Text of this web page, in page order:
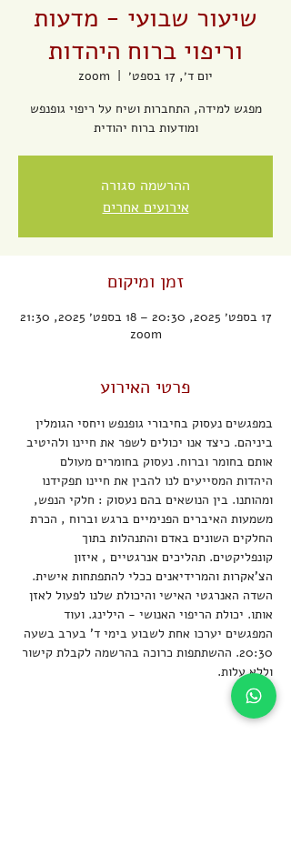
שיעור שבועי - מדעות
וריפוי ברוח היהדות
יום ד׳, 17 בספט׳
  |
zoom
מפגש למידה, התחברות ושיח על ריפוי גופנפש
ומודעות ברוח יהודית
ההרשמה סגורה
אירועים אחרים
זמן ומיקום
17 בספט׳ 2025, 20:30 – 18 בספט׳ 2025, 21:30
zoom
פרטי האירוע
במפגשים נעסוק בחיבורי גופנפש ויחסי הגומלין
ביניהם. כיצד אנו יכולים לשפר את חיינו ולהיטיב
אותם בחומר וברוח. נעסוק בחומרים מעולם
היהדות המסייעים לנו להבין את חיינו תפקידנו
ומהותנו. בין הנושאים בהם נעסוק : חלקי הנפש,
משמעות האיברים הפנימיים ברגש וברוח , הכרת
החלקים השונים באדם והתנהלות בתוך
קונפליקטים. תהליכים אנרגטיים , איזון
הצ'אקרות והמרידיאנים ככלי להתפתחות אישית.
השדה האנרגטי האישי והיכולת שלנו לפעול לאזן
אותו. יכולת הריפוי האנושי - הילינג. ועוד
המפגשים יערכו אחת לשבוע בימי ד' בערב בשעה
20:30. ההשתתפות כרוכה בהרשמה לקבלת קישור
וללא עלות.